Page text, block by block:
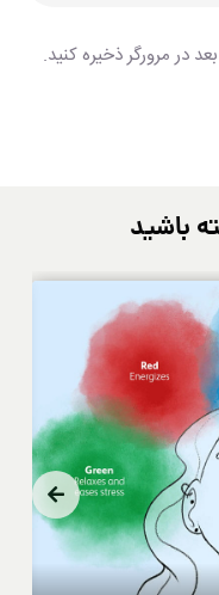
در مرورگر ذخیره کنید.
باشید